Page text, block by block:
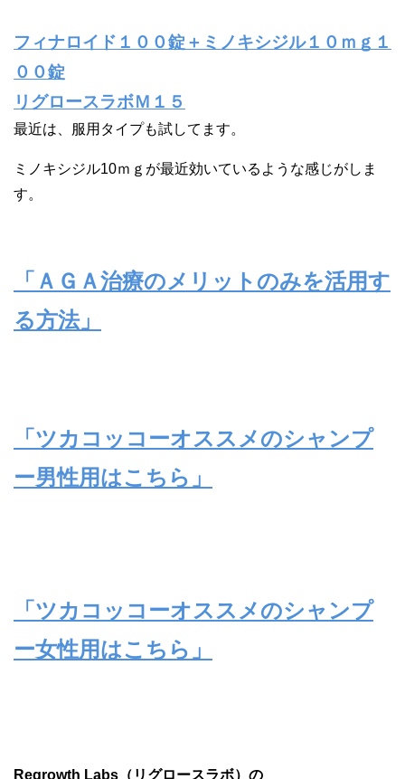
フィナロイド１００錠＋ミノキシジル１０ｍｇ １
００錠
リグロースラボＭ１５
最近は、服用タイプも試してます。
ミノキシジル10ｍｇが最近効いているような感じがしま
す。
「ＡＧＡ治療のメリットのみを活用す
る方法」
「ツカコッコーオススメのシャンプ
ー男性用はこちら」
「ツカコッコーオススメのシャンプ
ー女性用はこちら」
Regrowth Labs（リグロースラボ）の